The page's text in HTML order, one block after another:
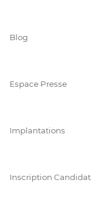
Blog
Espace Presse
Implantations
Inscription Candidat